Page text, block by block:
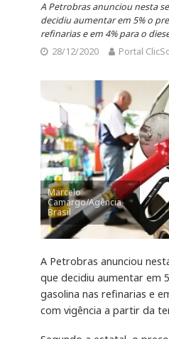
A Petrobras anunciou nesta
decidiu aumentar em 5% o
refinarias e em 4% para o
28/12/2020
Portal
Marcelo
Camargo/Agência
Brasil
A Petrobras anunciou
que decidiu aumentar em
gasolina nas refinarias e
com vigência a partir da